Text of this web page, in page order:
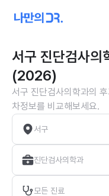
서구 진단검사의
(2026)
서구 진단검사의학과의
차정보를 비교해보세요.
서구
진단검사의학과
모든 진료